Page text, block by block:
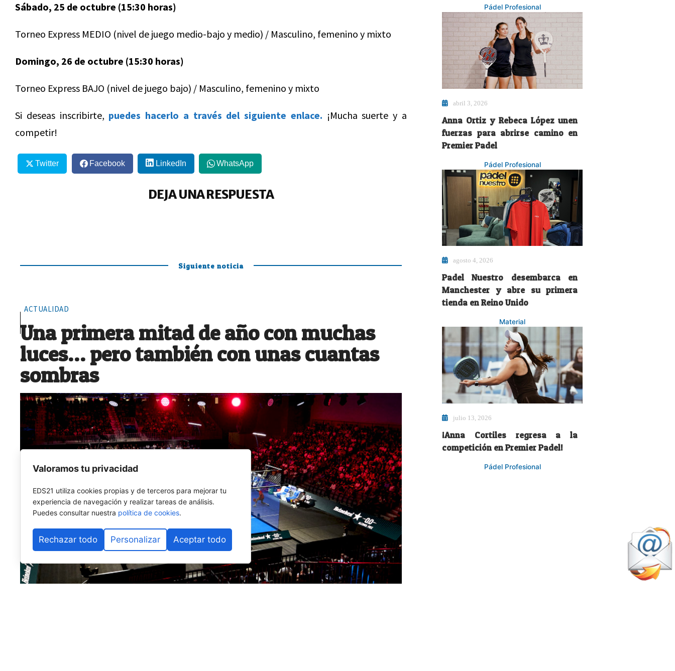
Sábado, 25 de octubre (15:30 horas)
Torneo Express MEDIO (nivel de juego medio-bajo y medio) / Masculino, femenino y mixto
Domingo, 26 de octubre (15:30 horas)
Torneo Express BAJO (nivel de juego bajo) / Masculino, femenino y mixto
Si deseas inscribirte, puedes hacerlo a través del siguiente enlace. ¡Mucha suerte y a
competir!
Twitter Facebook LinkedIn WhatsApp
DEJA UNA RESPUESTA
Siguiente noticia
ACTUALIDAD
Una primera mitad de año con muchas
luces… pero también con unas cuantas
sombras
Pádel Profesional
abril 3, 2026
Anna Ortiz y Rebeca López unen
fuerzas para abrirse camino en
Premier Padel
Pádel Profesional
agosto 4, 2026
Padel Nuestro desembarca en
Manchester y abre su primera
tienda en Reino Unido
Material
julio 13, 2026
¡Anna Cortiles regresa a la
competición en Premier Padel!
Pádel Profesional
Valoramos tu privacidad
EDS21 utiliza cookies propias y de terceros para mejorar tu
experiencia de navegación y realizar tareas de análisis.
Puedes consultar nuestra política de cookies.
Rechazar todo Personalizar Aceptar todo